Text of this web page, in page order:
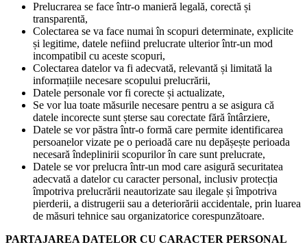
Prelucrarea se face într-o manieră legală, corectă și
transparentă,
Colectarea se va face numai în scopuri determinate, explicite
și legitime, datele nefiind prelucrate ulterior într-un mod
incompatibil cu aceste scopuri,
Colectarea datelor va fi adecvată, relevantă și limitată la
informațiile necesare scopului prelucrării,
Datele personale vor fi corecte și actualizate,
Se vor lua toate măsurile necesare pentru a se asigura că
datele incorecte sunt șterse sau corectate fără întârziere,
Datele se vor păstra într-o formă care permite identificarea
persoanelor vizate pe o perioadă care nu depășește perioada
necesară îndeplinirii scopurilor în care sunt prelucrate,
Datele se vor prelucra într-un mod care asigură securitatea
adecvată a datelor cu caracter personal, inclusiv protecția
împotriva prelucrării neautorizate sau ilegale și împotriva
pierderii, a distrugerii sau a deteriorării accidentale, prin luarea
de măsuri tehnice sau organizatorice corespunzătoare.
PARTAJAREA DATELOR CU CARACTER PERSONAL